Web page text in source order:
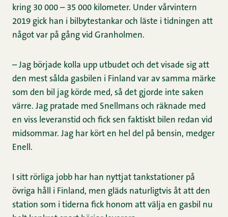
kring 30 000 – 35 000 kilometer. Under vårvintern
2019 gick han i bilbytestankar och läste i tidningen att
något var på gång vid Granholmen.
– Jag började kolla upp utbudet och det visade sig att
den mest sålda gasbilen i Finland var av samma märke
som den bil jag körde med, så det gjorde inte saken
värre. Jag pratade med Snellmans och räknade med
en viss leveranstid och fick sen faktiskt bilen redan vid
midsommar. Jag har kört en hel del på bensin, medger
Enell.
I sitt rörliga jobb har han nyttjat tankstationer på
övriga håll i Finland, men gläds naturligtvis åt att den
station som i tiderna fick honom att välja en gasbil nu